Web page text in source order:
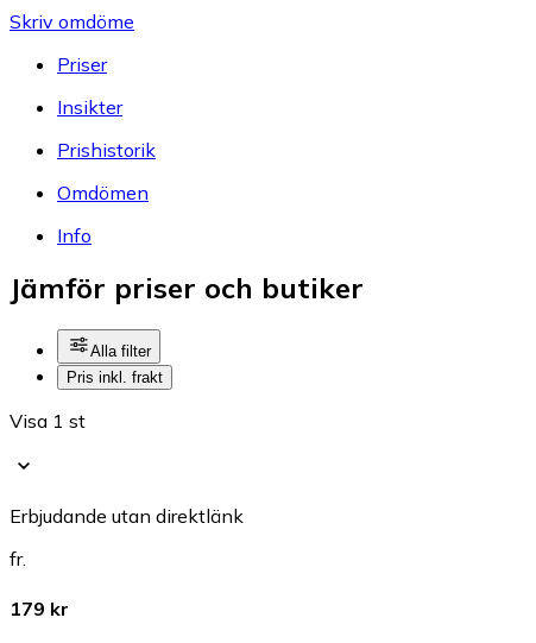
Skriv omdöme
Priser
Insikter
Prishistorik
Omdömen
Info
Jämför priser och butiker
Alla filter
Pris inkl. frakt
Visa 1 st
Erbjudande utan direktlänk
fr.
179 kr